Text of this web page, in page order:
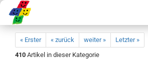
« Erster « zurück weiter »
Letzter »
410 Artikel in dieser Kategorie